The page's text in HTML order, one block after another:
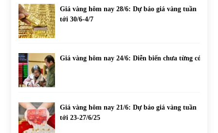
Giá vàng hôm nay 28/6: Dự báo giá vàng tuần
tới 30/6-4/7
Giá vàng hôm nay 24/6: Diễn biến chưa từng có
Giá vàng hôm nay 21/6: Dự báo giá vàng tuần
tới 23-27/6/25